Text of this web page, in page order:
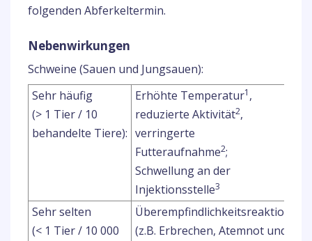
folgenden Abferkeltermin.
Nebenwirkungen
Schweine (Sauen und Jungsauen):
Sehr häufig
(> 1 Tier / 10
behandelte Tiere):
Erhöhte Temperatur1 ,
reduzierte Aktivität2,
verringerte
Futteraufnahme2;
Schwellung an der
Injektionsstelle3
Sehr selten
(< 1 Tier / 10 000
Überempfindlichkeitsreaktionen
(z.B. Erbrechen, Atemnot und